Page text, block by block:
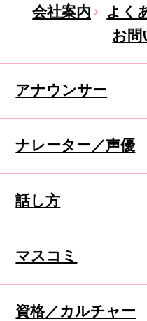
会社案内 よく
お問
アナウンサー
ナレーター／声優
話し方
マスコミ
資格／カルチャー